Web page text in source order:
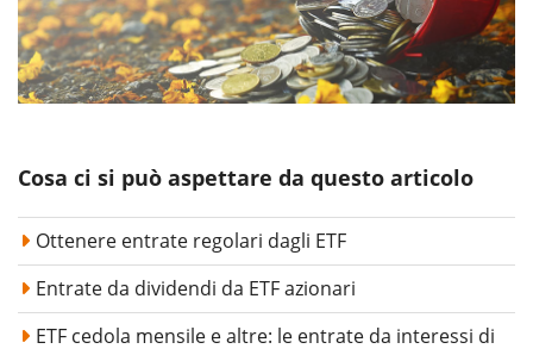
Cosa ci si può aspettare da questo articolo
Ottenere entrate regolari dagli ETF
Entrate da dividendi da ETF azionari
ETF cedola mensile e altre: le entrate da interessi di